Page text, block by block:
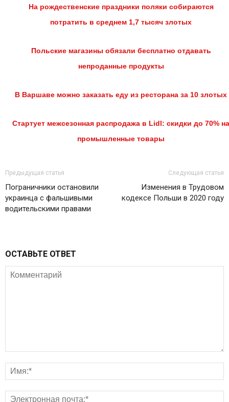
На рождественские праздники поляки собираются
потратить в среднем 1,7 тысяч злотых
Польские магазины обязали бесплатно отдавать
непроданные продукты
В Варшаве можно заказать еду из ресторана за 10 злотых
Стартует межсезонная распродажа в Lidl: скидки до 70%
промышленные товары
Предыдущая статья
Пограничники остановили
украинца с фальшивыми
водительскими правами
Следующая статья
Изменения в Трудовом
кодексе Польши в 2020 году
ОСТАВЬТЕ ОТВЕТ